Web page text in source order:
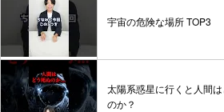
宇宙の危険な場所 TOP3
太陽系惑星に行くと人間
のか？